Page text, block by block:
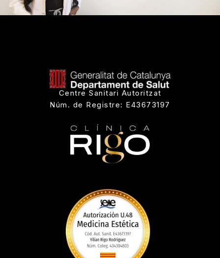
Centre Sanitari Autoritzat
Núm. de Registre: E43673197